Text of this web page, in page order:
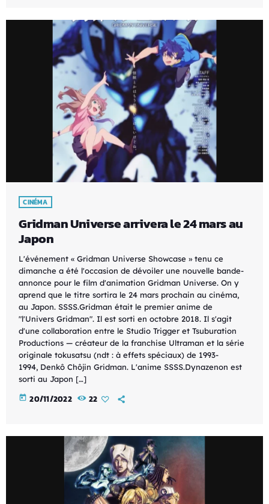
CINÉMA
Gridman Universe arrivera le 24 mars au
Japon
L'événement « Gridman Universe Showcase » tenu ce
dimanche a été l'occasion de dévoiler une nouvelle bande-
annonce pour le film d'animation Gridman Universe. On y
aprend que le titre sortira le 24 mars prochain au cinéma,
au Japon. SSSS.Gridman était le premier anime de
"l'Univers Gridman". Il est sorti en octobre 2018. Il s'agit
d'une collaboration entre le Studio Trigger et Tsuburation
Productions — créateur de la franchise Ultraman et la série
originale tokusatsu (ndt : à effets spéciaux) de 1993-
1994, Denkô Chôjin Gridman. L'anime SSSS.Dynazenon est
sorti au Japon […]
today 20/11/2022 22